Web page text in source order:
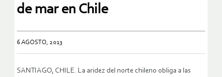
de mar en Chile
6 AGOSTO, 2013
SANTIAGO, CHILE. La aridez del norte chileno obliga a las